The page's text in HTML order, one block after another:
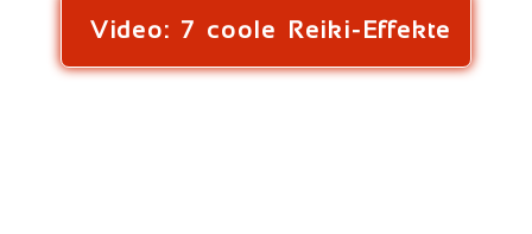
Video: 7 coole Reiki-Effekte